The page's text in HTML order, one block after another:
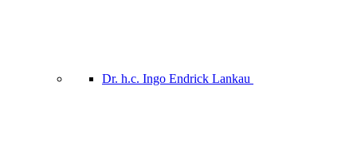
Dr. h.c. Ingo Endrick Lankau